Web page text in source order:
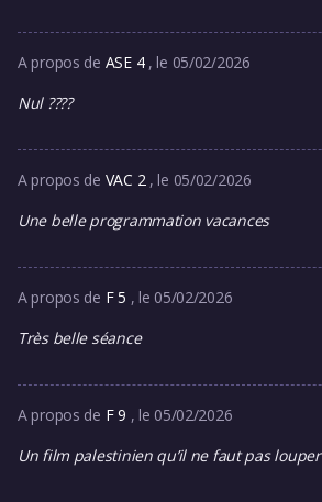
A propos de ASE 4 , le 05/02/2026
Nul ????
A propos de VAC 2 , le 05/02/2026
Une belle programmation vacances
A propos de F 5 , le 05/02/2026
Très belle séance
A propos de F 9 , le 05/02/2026
Un film palestinien qu’il ne faut pas louper